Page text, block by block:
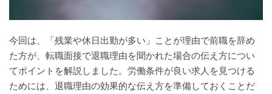
今回は、「残業や休日出勤が多い」ことが理由で前職を辞め
た方が、転職面接で退職理由を聞かれた場合の伝え方につい
てポイントを解説しました。労働条件が良い求人を見つける
ためには、退職理由の効果的な伝え方を準備しておくことだ